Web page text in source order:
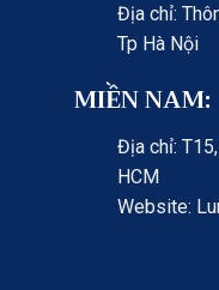
Địa chỉ:
Tp Hà Nội
MIỀN NAM:
Địa chỉ:
HCM
Website: